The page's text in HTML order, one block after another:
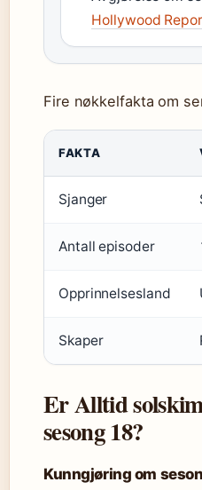
Hollywood
Fire nøkkelfakta om
FAKTA
Sjanger
Antall episoder
Opprinnelsesland
Skaper
Er Alltid
sesong 18?
Kunngjøring om